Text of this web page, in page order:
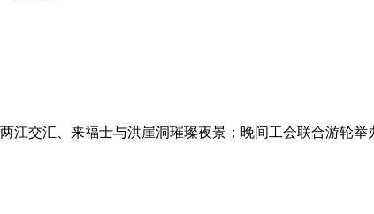
交汇、来福士与洪崖洞璀璨夜景；晚间工会联合游轮